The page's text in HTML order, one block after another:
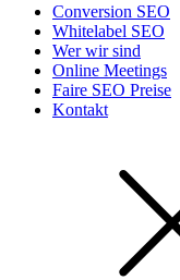
Conversion SEO
Whitelabel SEO
Wer wir sind
Online Meetings
Faire SEO Preise
Kontakt